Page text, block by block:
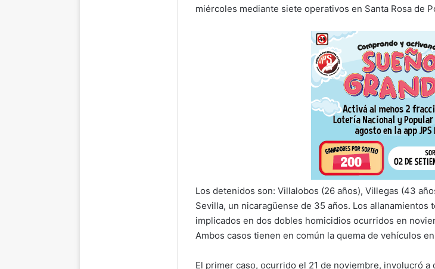
miércoles mediante siete operativos en Santa Rosa de
Los detenidos son: Villalobos (26 años), Villegas (43
Sevilla, un nicaragüense de 35 años. Los allanamientos
implicados en dos dobles homicidios ocurridos en
Ambos casos tienen en común la quema de vehículos
El primer caso, ocurrido el 21 de noviembre, involucró